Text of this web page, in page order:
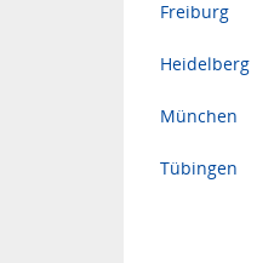
Freiburg
Heidelberg
München
Tübingen